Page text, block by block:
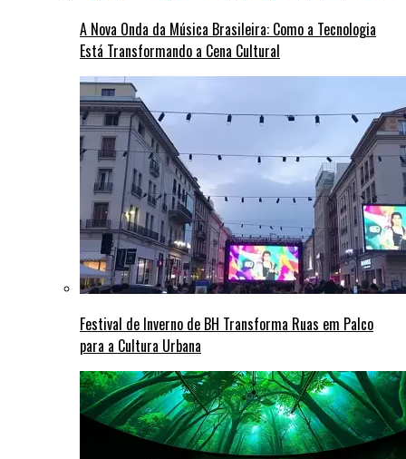
A Nova Onda da Música Brasileira: Como a Tecnologia
Está Transformando a Cena Cultural
Festival de Inverno de BH Transforma Ruas em Palco
para a Cultura Urbana